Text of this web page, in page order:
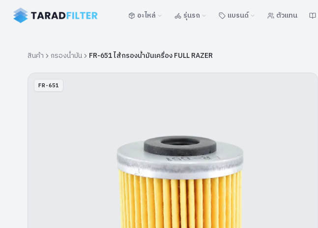
อะไหล่ รุ่นรถ แบรนด์ ตัวแทน
สินค้า กรองน้ำมัน FR-651 ไส้กรองน้ำมันเครื่อง FULL RAZER
FR-651